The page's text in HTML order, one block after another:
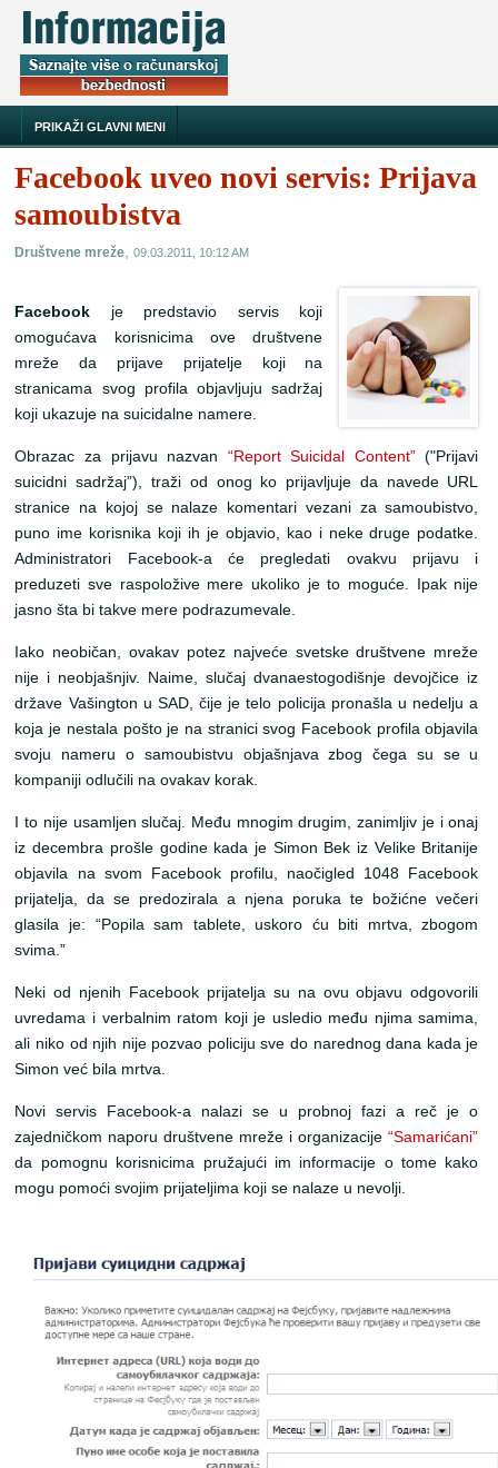
PRIKAŽI GLAVNI MENI
Facebook uveo novi servis: Prijava
samoubistva
Društvene mreže,09.03.2011, 10:12 AM
Facebook je predstavio servis koji
omogućava korisnicima ove društvene
mreže da prijave prijatelje koji na
stranicama svog profila objavljuju sadržaj
koji ukazuje na suicidalne namere.
Obrazac za prijavu nazvan “Report Suicidal Content”("Prijavi
suicidni sadržaj”), traži od onog ko prijavljuje da navede URL
stranice na kojoj se nalaze komentari vezani za samoubistvo,
puno ime korisnika koji ih je objavio, kao i neke druge podatke.
Administratori Facebook-a će pregledati ovakvu prijavu i
preduzeti sve raspoložive mere ukoliko je to moguće. Ipak nije
jasno šta bi takve mere podrazumevale.
Iako neobičan, ovakav potez najveće svetske društvene mreže
nije i neobjašnjiv. Naime, slučaj dvanaestogodišnje devojčice iz
države Vašington u SAD, čije je telo policija pronašla u nedelju a
koja je nestala pošto je na stranici svog Facebook profila objavila
svoju nameru o samoubistvu objašnjava zbog čega su se u
kompaniji odlučili na ovakav korak.
I to nije usamljen slučaj. Među mnogim drugim, zanimljiv je i onaj
iz decembra prošle godine kada je Simon Bek iz Velike Britanije
objavila na svom Facebook profilu, naočigled 1048 Facebook
prijatelja, da se predozirala a njena poruka te božićne večeri
glasila je: “Popila sam tablete, uskoro ću biti mrtva, zbogom
svima.”
Neki od njenih Facebook prijatelja su na ovu objavu odgovorili
uvredama i verbalnim ratom koji je usledio među njima samima,
ali niko od njih nije pozvao policiju sve do narednog dana kada je
Simon već bila mrtva.
Novi servis Facebook-a nalazi se u probnoj fazi a reč je o
zajedničkom naporu društvene mreže i organizacije“Samarićani”
da pomognu korisnicima pružajući im informacije o tome kako
mogu pomoći svojim prijateljima koji se nalaze u nevolji.